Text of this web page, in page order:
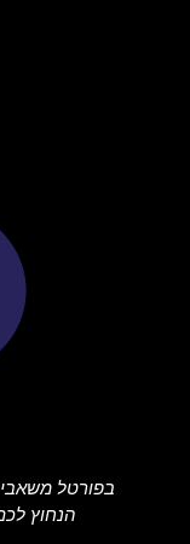
בפורטל
הנחוץ